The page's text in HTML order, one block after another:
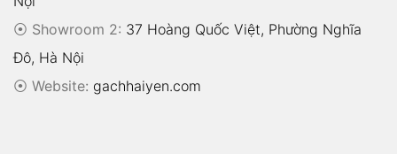
⦿ Showroom 2: 37 Hoàng Quốc Việt, Phường Nghĩa
Đô, Hà Nội
⦿ Website: gachhaiyen.com